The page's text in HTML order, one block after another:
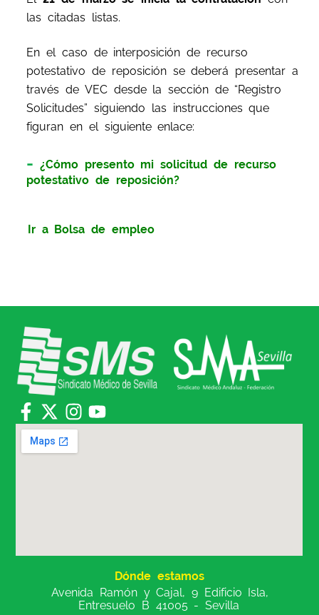
las citadas listas.
En el caso de interposición de recurso
potestativo de reposición se deberá presentar a
través de VEC desde la sección de “Registro
Solicitudes” siguiendo las instrucciones que
figuran en el siguiente enlace:
¿Cómo presento mi solicitud de recurso
potestativo de reposición?
Ir a Bolsa de empleo
Dónde estamos
Avenida Ramón y Cajal, 9 Edificio Isla,
Entresuelo B 41005 - Sevilla